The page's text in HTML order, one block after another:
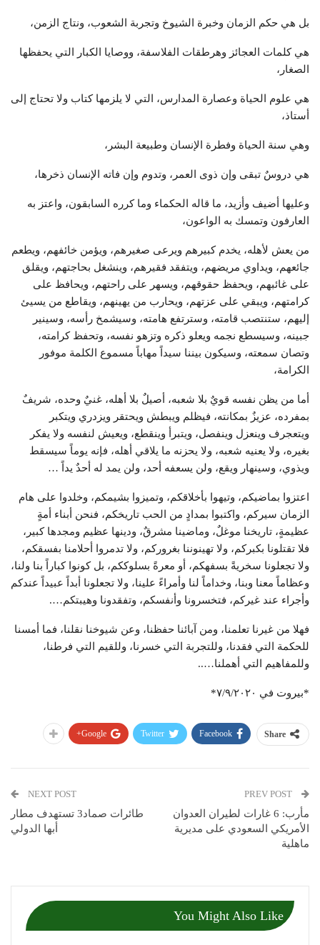
بل هي حكم الزمان وخبرة الشيوخ وتجربة الشعوب، ونتاج الزمن،
هي كلمات العجائز وهرطقات الفلاسفة، ووصايا الكبار التي يحفظها
الصغار،
هي علوم الحياة وعصارة المدارس، التي لا يلزمها كتاب ولا تحتاج إلى
أستاذ،
وهي سنة الحياة وفطرة الإنسان وطبيعة البشر،
هي دروسٌ تبقى وإن ذوى العمر، وتدوم وإن فاته الإنسان ذخرها،
وعليها أضيف وأزيد، ما قاله الحكماء وما كرره السابقون، واعتز به
العارفون وتمسك به الواعون،
من يعش لأهله، يخدم كبيرهم ويرعى صغيرهم، ويؤمن خائفهم، ويطعم
جائعهم، ويداوي مريضهم، ويتفقد فقيرهم، وينشغل بحاجتهم، ويقلق
على غائبهم، ويحفظ حقوقهم، ويسهر على راحتهم، ويحافظ على
كرامتهم، ويبقي على عزتهم، ويحارب من يهينهم، ويقاطع من يسيئ
إليهم، ستنتصب قامته، وسترتفع هامته، وسيشمخ رأسه، وسينير
جبينه، وسيسطع نجمه ويعلو ذكره وتزهو نفسه، وتحفظ كرامته،
وتصان سمعته، وسيكون بيننا سيداً مهاباً مسموع الكلمة موفور
الكرامة،
أما من يظن نفسه قويٌ بلا شعبه، أصيلٌ بلا أهله، غنيٌ وحده، شريفٌ
بمفرده، عزيزٌ بمكانته، فيظلم ويبطش ويحتقر ويزدري ويتكبر
ويتعجرف وينعزل وينفصل، ويتبرأ وينقطع، ويعيش لنفسه ولا يفكر
بغيره، ولا يعنيه شعبه، ولا يحزنه ما يلاقي أهله، فإنه يوماً سيسقط
ويذوي، وسينهار ويقع، ولن يسعفه أحد، ولن يمد له أحدٌ يداً …
اعتزوا بماضيكم، وتيهوا بأخلاقكم، وتميزوا بشيمكم، وخلدوا على هام
الزمان سيركم، واكتبوا بمدادٍ من الحب تاريخكم، فنحن أبناء أمةٍ
عظيمةٍ، تاريخنا موغلٌ، وماضينا مشرقٌ، ودينها عظيم ومجدها كبير،
فلا تقتلونا بكبركم، ولا تهينوننا بغروركم، ولا تدمروا أحلامنا بفسقكم،
ولا تجعلونا سخريةً بسفهكم، أو معرةً بسلوككم، بل كونوا كباراً بنا ولنا،
وعظاماً معنا وبنا، وخداماً لنا وأمراءً علينا، ولا تجعلونا أبداً عبيداً عندكم
وأجراء عند غيركم، فتخسرونا وأنفسكم، وتفقدونا وهيبتكم….
فهلا من غيرنا تعلمنا، ومن آبائنا حفظنا، وعن شيوخنا نقلنا، فما أمسنا
للحكمة التي فقدنا، وللتجربة التي خسرنا، وللقيم التي فرطنا،
وللمفاهيم التي أهملنا…..
*بيروت في ٧/٩/٢٠٢٠*
Share
Facebook
Twitter
Google+
مأرب: 6 غارات لطيران العدوان
الأمريكي السعودي على مديرية
ماهلية
NEXT POST
طائرات صماد3 تستهدف مطار
أبها الدولي
You Might Also Like